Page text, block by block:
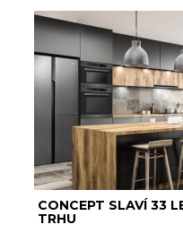
CONCEPT SLAVÍ 33
TRHU